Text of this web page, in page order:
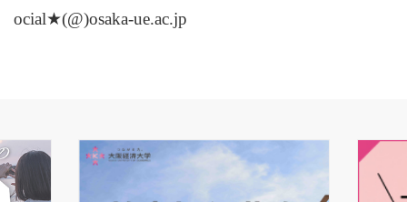
ocial★(@)osaka-ue.ac.jp